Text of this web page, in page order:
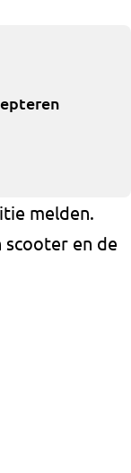
melden.
scooter en de